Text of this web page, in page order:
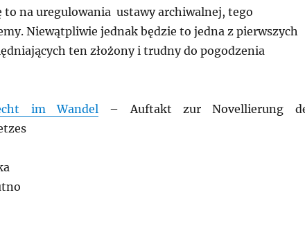
to na uregulowania ustawy archiwalnej, tego
Niewątpliwie jednak będzie to jedna z pierwszych
ten złożony i trudny do pogodzenia
im Wandel– Auftakt zur Novellierung